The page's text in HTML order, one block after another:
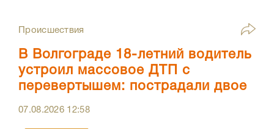
Происшествия
В Волгограде 18-летний водитель
устроил массовое ДТП с
перевертышем: пострадали двое
07.08.2026 12:58